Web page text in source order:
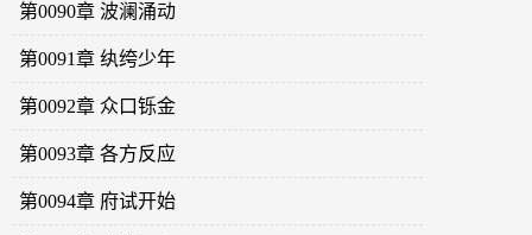
第0090章 波澜涌动
第0091章 纨绔少年
第0092章 众口铄金
第0093章 各方反应
第0094章 府试开始